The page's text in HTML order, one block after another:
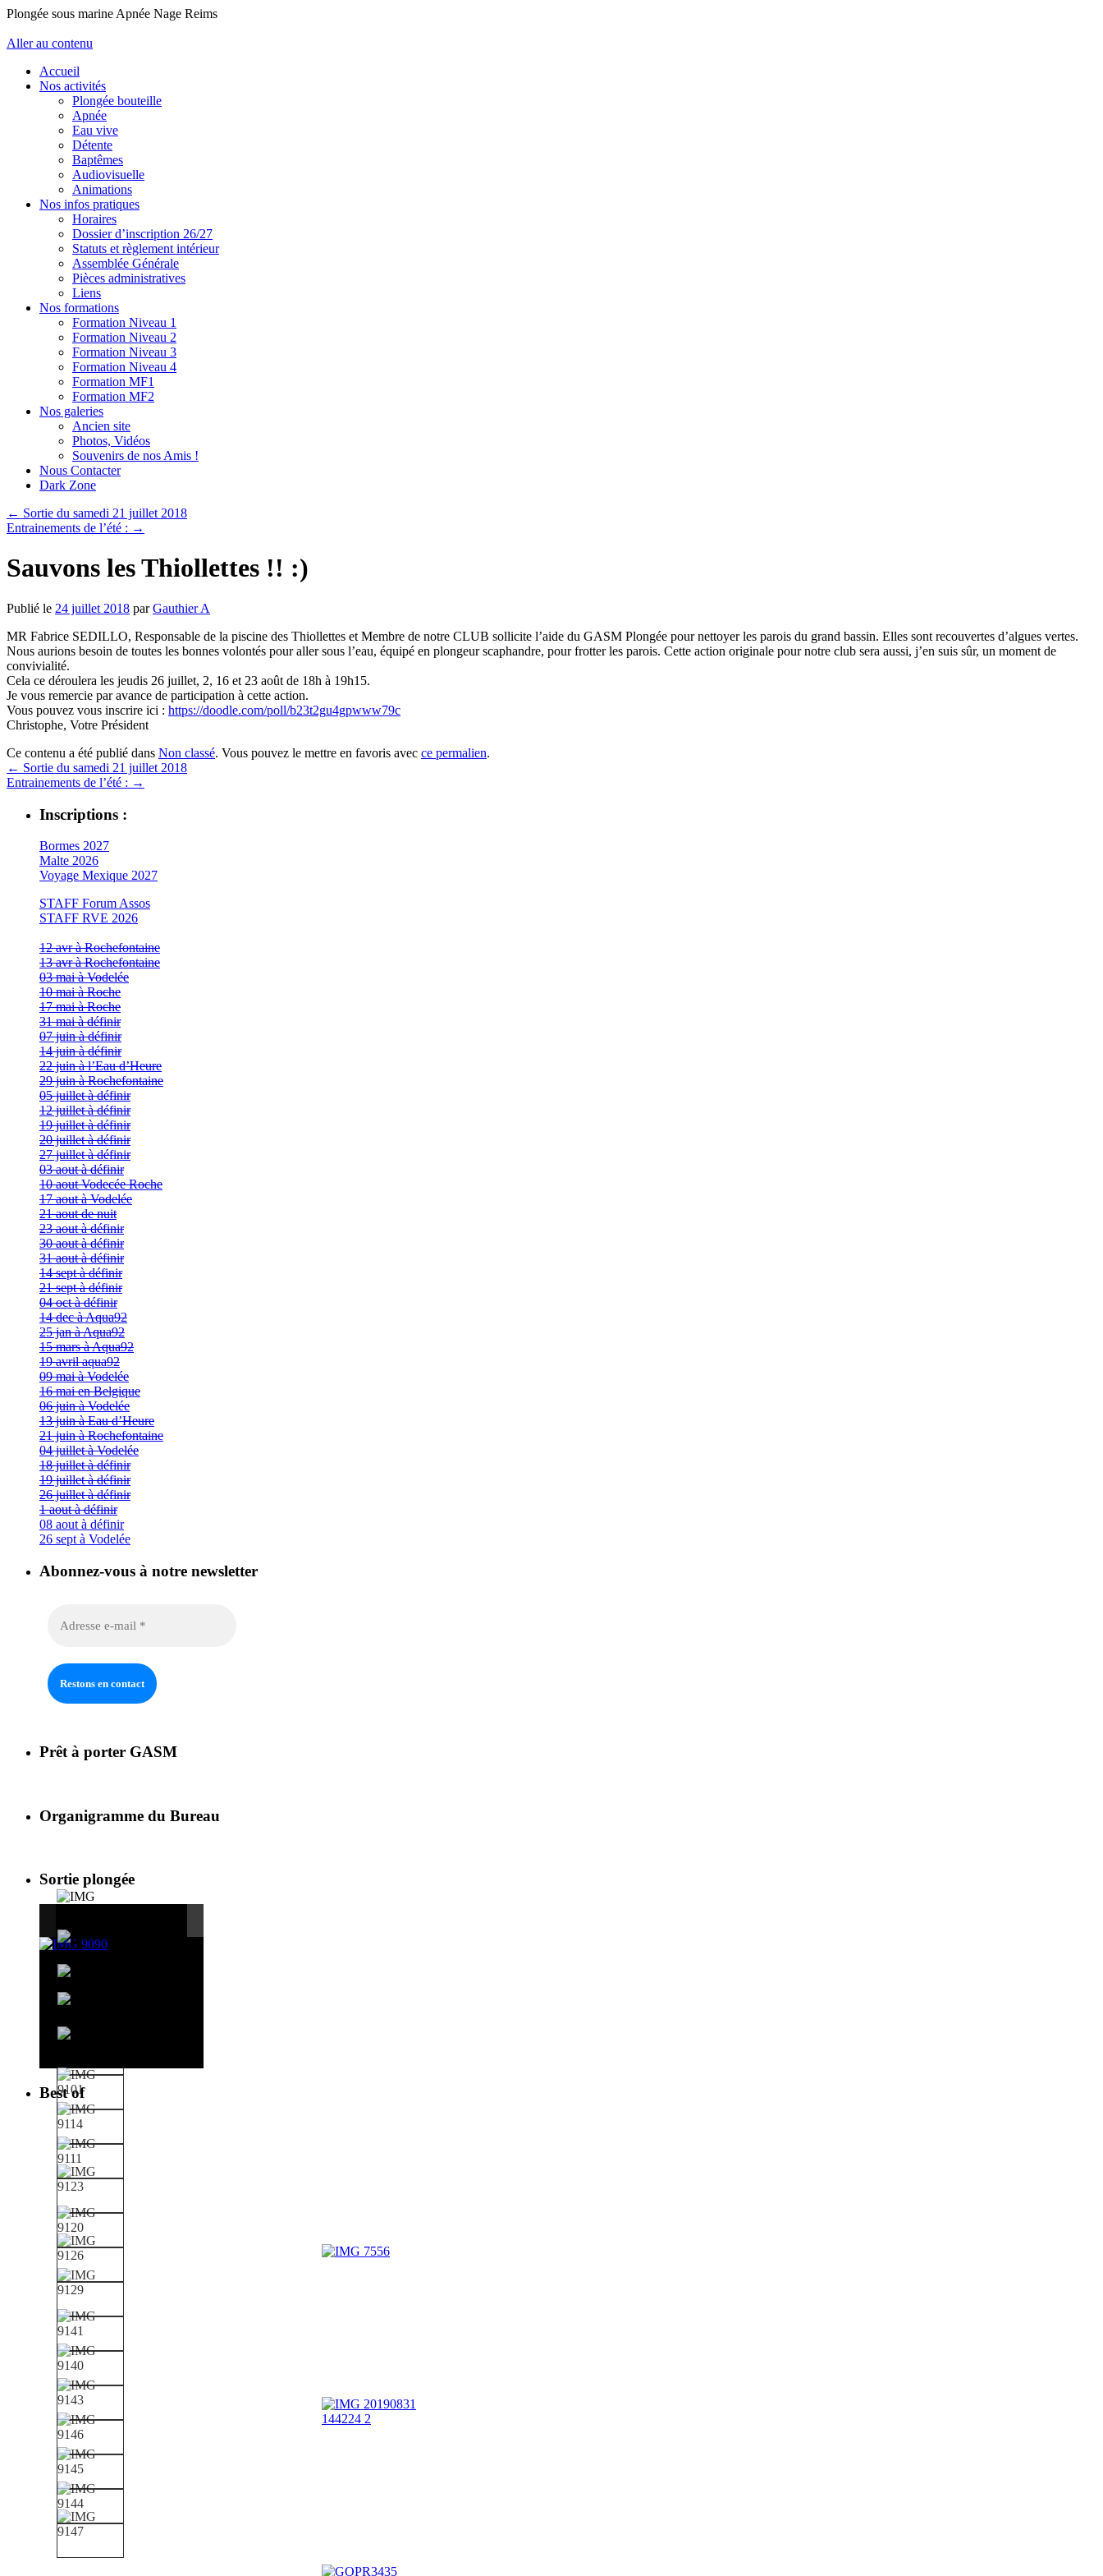
Plongée sous marine Apnée Nage Reims
Aller au contenu
Accueil
Nos activités
Plongée bouteille
Apnée
Eau vive
Détente
Baptêmes
Audiovisuelle
Animations
Nos infos pratiques
Horaires
Dossier d’inscription 26/27
Statuts et règlement intérieur
Assemblée Générale
Pièces administratives
Liens
Nos formations
Formation Niveau 1
Formation Niveau 2
Formation Niveau 3
Formation Niveau 4
Formation MF1
Formation MF2
Nos galeries
Ancien site
Photos, Vidéos
Souvenirs de nos Amis !
Nous Contacter
Dark Zone
← Sortie du samedi 21 juillet 2018
Entrainements de l’été : →
Sauvons les Thiollettes !! :)
Publié le 24 juillet 2018 par Gauthier A
MR Fabrice SEDILLO, Responsable de la piscine des Thiollettes et Membre de notre CLUB sollicite l’aide du GASM Plongée pour nettoyer les parois du grand bassin. Elles sont recouvertes d’algues vertes.
Nous aurions besoin de toutes les bonnes volontés pour aller sous l’eau, équipé en plongeur scaphandre, pour frotter les parois. Cette action originale pour notre club sera aussi, j’en suis sûr, un moment de
convivialité.
Cela ce déroulera les jeudis 26 juillet, 2, 16 et 23 août de 18h à 19h15.
Je vous remercie par avance de participation à cette action.
Vous pouvez vous inscrire ici : https://doodle.com/poll/b23t2gu4gpwww79c
Christophe, Votre Président
Ce contenu a été publié dans Non classé. Vous pouvez le mettre en favoris avec ce permalien.
← Sortie du samedi 21 juillet 2018
Entrainements de l’été : →
Inscriptions :
Bormes 2027
Malte 2026
Voyage Mexique 2027
STAFF Forum Assos
STAFF RVE 2026
12 avr à Rochefontaine
13 avr à Rochefontaine
03 mai à Vodelée
10 mai à Roche
17 mai à Roche
31 mai à définir
07 juin à définir
14 juin à définir
22 juin à l’Eau d’Heure
29 juin à Rochefontaine
05 juillet à définir
12 juillet à définir
19 juillet à définir
20 juillet à définir
27 juillet à définir
03 aout à définir
10 aout Vodecée Roche
17 aout à Vodelée
21 aout de nuit
23 aout à définir
30 aout à définir
31 aout à définir
14 sept à définir
21 sept à définir
04 oct à définir
14 dec à Aqua92
25 jan à Aqua92
15 mars à Aqua92
19 avril aqua92
09 mai à Vodelée
16 mai en Belgique
06 juin à Vodelée
13 juin à Eau d’Heure
21 juin à Rochefontaine
04 juillet à Vodelée
18 juillet à définir
19 juillet à définir
26 juillet à définir
1 aout à définir
08 aout à définir
26 sept à Vodelée
Abonnez-vous à notre newsletter
Prêt à porter GASM
Organigramme du Bureau
Sortie plongée
Best of